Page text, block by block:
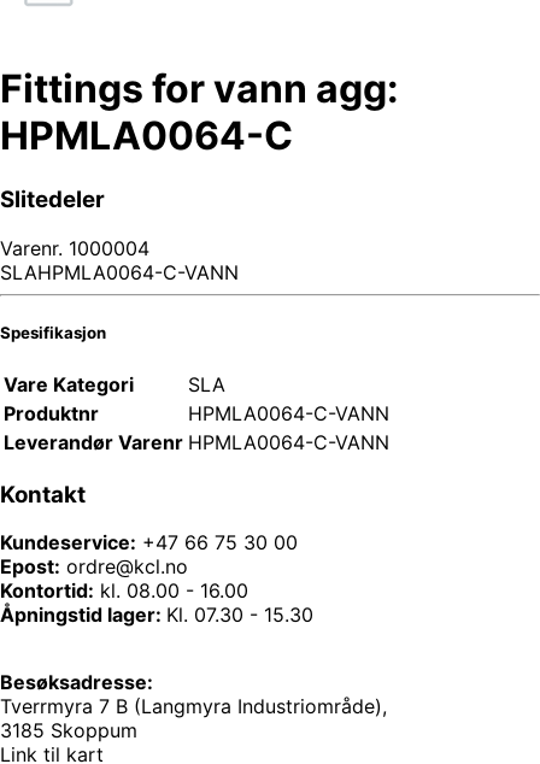
Fittings for vann agg:
HPMLA0064-C
Slitedeler
Varenr. 1000004
SLAHPMLA0064-C-VANN
Spesifikasjon
Vare Kategori
SLA
Produktnr
HPMLA0064-C-VANN
Leverandør Varenr HPMLA0064-C-VANN
Kontakt
Kundeservice: +47 66 75 30 00
Epost: ordre@kcl.no
Kontortid: kl. 08.00 - 16.00
Åpningstid lager: Kl. 07.30 - 15.30
Besøksadresse:
Tverrmyra 7 B (Langmyra Industriområde),
3185 Skoppum
Link til kart